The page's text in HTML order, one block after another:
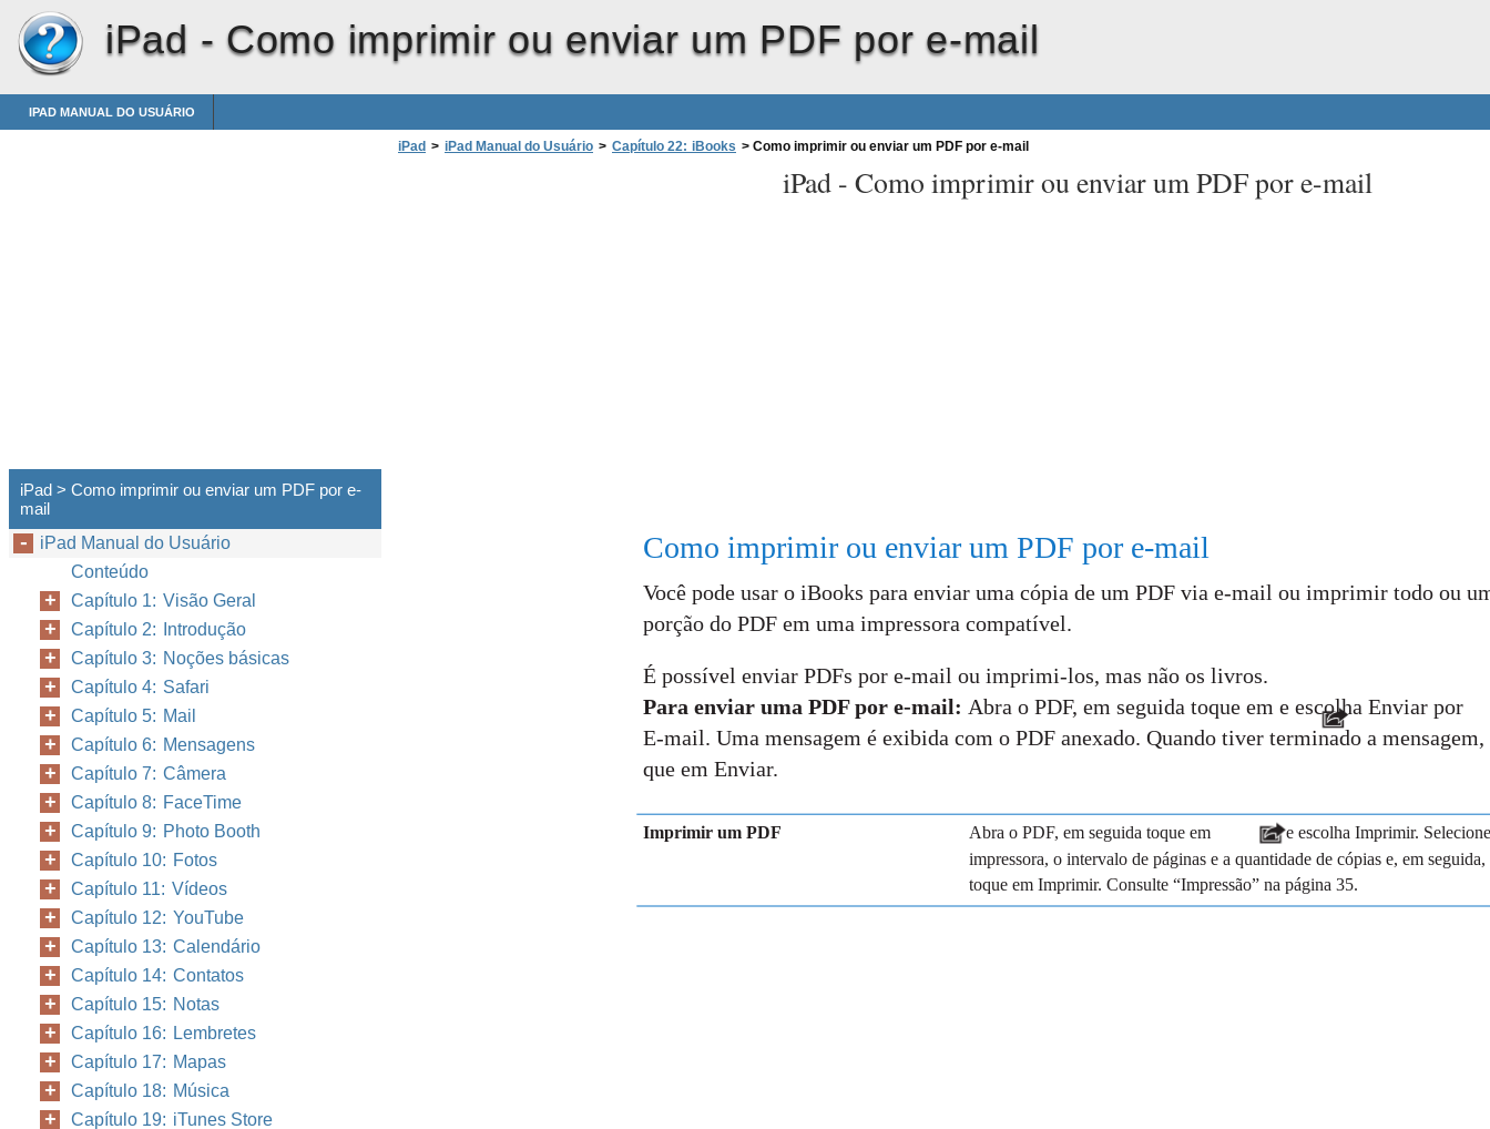
iPad -Como imprimir ou enviar um PDF por e-mail
IPAD MANUAL DO USUÁRIO
iPad > iPad Manual do Usuário > Capítulo 22: iBooks > Como imprimir ou enviar um PDF por e-mail
iPad - Como imprimir ou enviar um PDF por e-mail
Como imprimir ou enviar um PDF por e-mail
Você pode usar o iBooks para enviar uma cópia de um PDF via e-mail ou imprimir todo ou
porção do PDF em uma impressora compatível.
É possível enviar PDFs por e-mail ou imprimi-los, mas não os livros.
Para enviar uma PDF por e-mail: Abra o PDF, em seguida toque em e escolha Enviar por
E-mail. Uma mensagem é exibida com o PDF anexado. Quando tiver terminado a
que em Enviar.
Imprimir um PDF Abra o PDF, em seguida toque em
e escolha Imprimir.
impressora, o intervalo de páginas e a quantidade de cópias e, em seguida,
toque em Imprimir. Consulte “Impressão” na página 35.
iPad > Como imprimir ou enviar um PDF por e-
mail
iPad Manual do Usuário
Conteúdo
Capítulo 1: Visão Geral
Capítulo 2: Introdução
Capítulo 3: Noções básicas
Capítulo 4: Safari
Capítulo 5: Mail
Capítulo 6: Mensagens
Capítulo 7: Câmera
Capítulo 8: FaceTime
Capítulo 9: Photo Booth
Capítulo 10: Fotos
Capítulo 11: Vídeos
Capítulo 12: YouTube
Capítulo 13: Calendário
Capítulo 14: Contatos
Capítulo 15: Notas
Capítulo 16: Lembretes
Capítulo 17: Mapas
Capítulo 18: Música
Capítulo 19: iTunes Store